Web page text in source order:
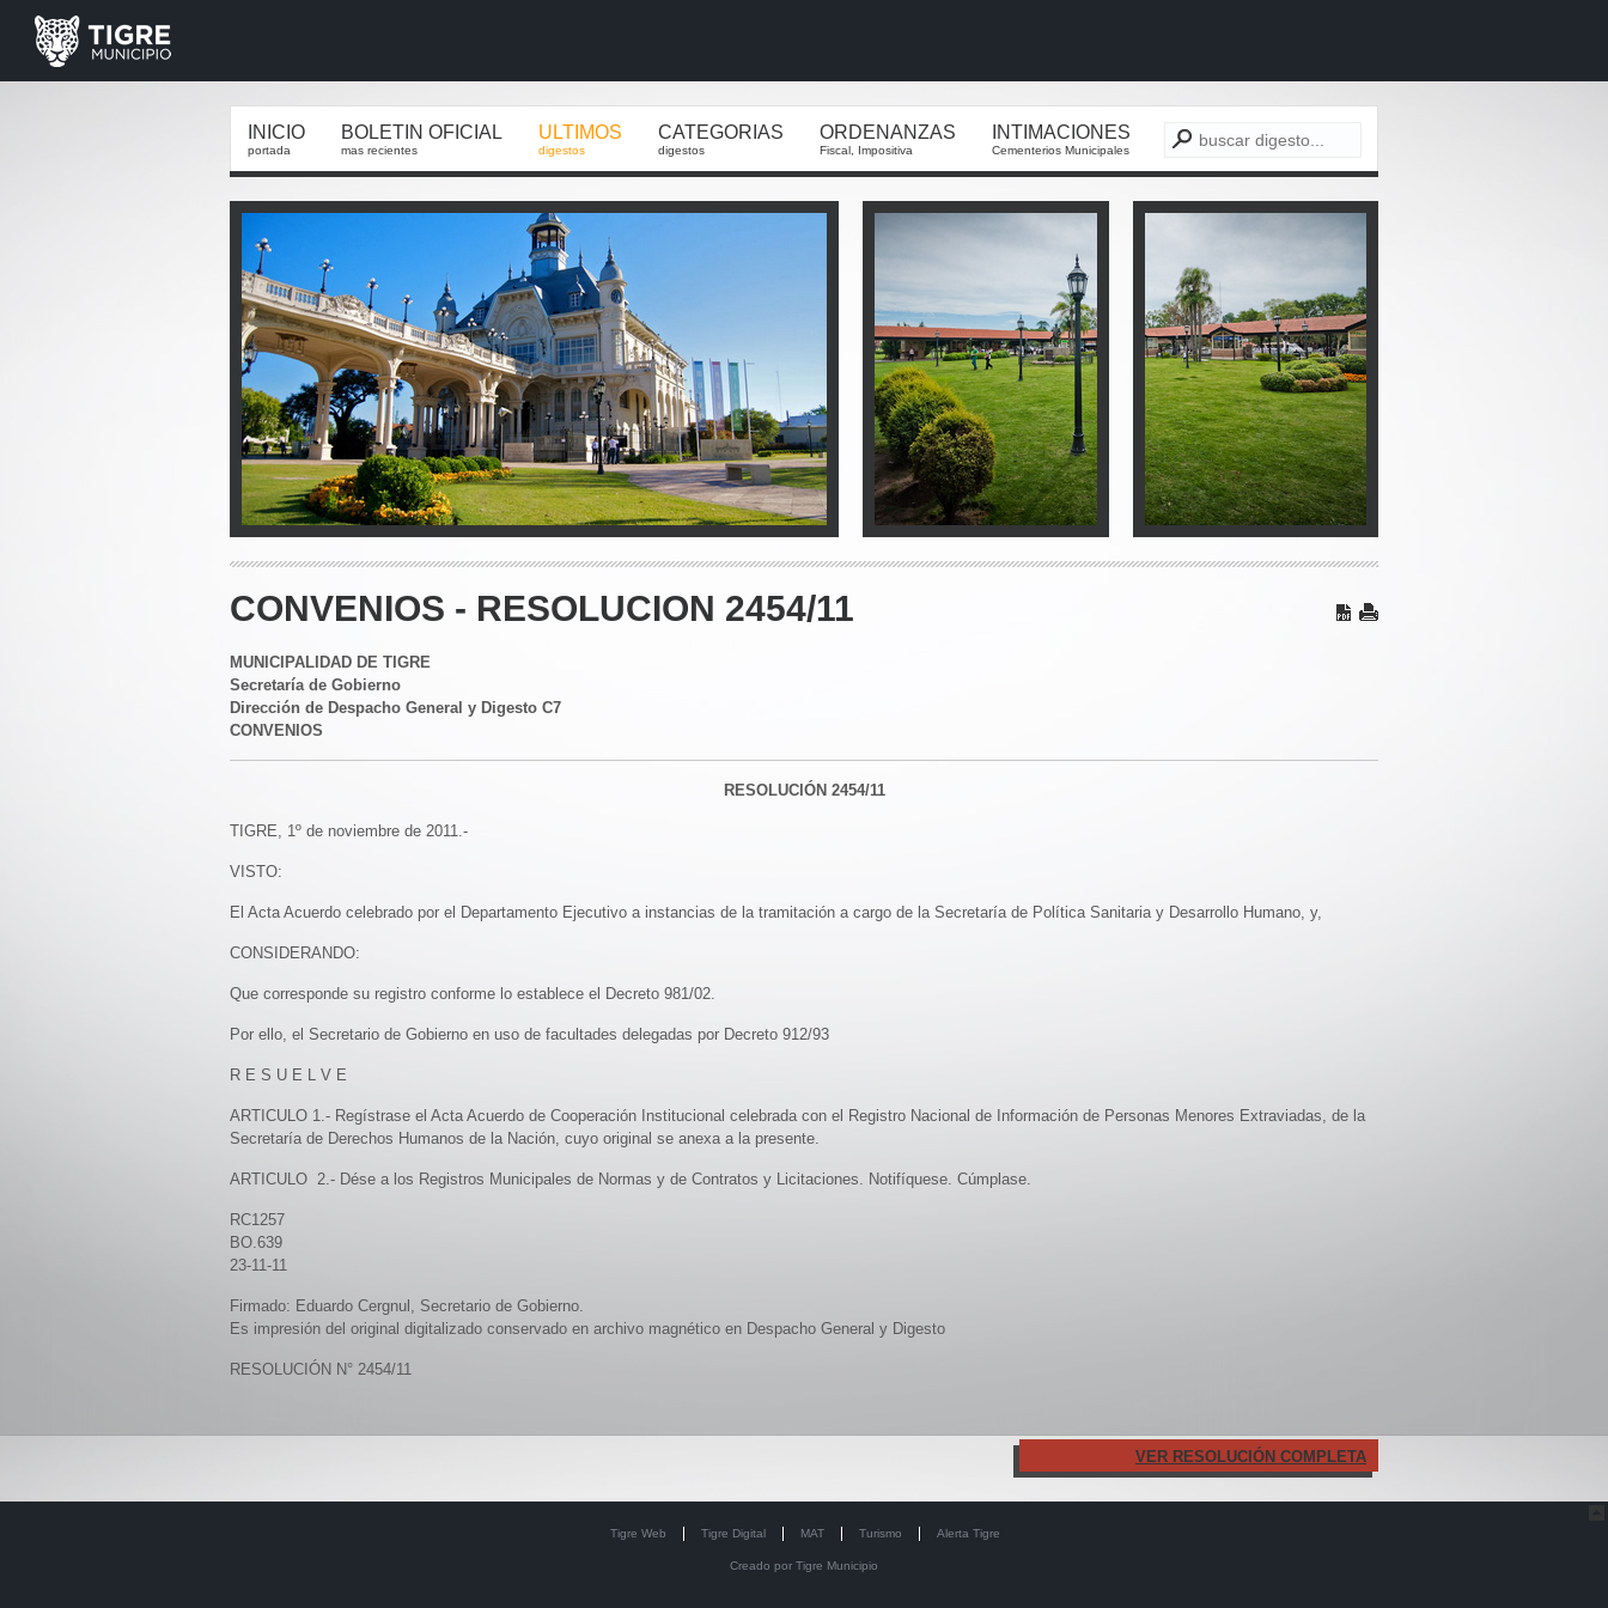
INICIO
portada
BOLETIN OFICIAL
mas recientes
ULTIMOS
digestos
CATEGORIAS
digestos
ORDENANZAS
Fiscal, Impositiva
INTIMACIONES
Cementerios Municipales
CONVENIOS - RESOLUCION 2454/11
MUNICIPALIDAD DE TIGRE
Secretaría de Gobierno
Dirección de Despacho General y Digesto C7
CONVENIOS
RESOLUCIÓN 2454/11
TIGRE, 1º de noviembre de 2011.-
VISTO:
El Acta Acuerdo celebrado por el Departamento Ejecutivo a instancias de la tramitación a cargo de la Secretaría de Política Sanitaria y Desarrollo Humano, y,
CONSIDERANDO:
Que corresponde su registro conforme lo establece el Decreto 981/02.
Por ello, el Secretario de Gobierno en uso de facultades delegadas por Decreto 912/93
R E S U E L V E
ARTICULO 1.- Regístrase el Acta Acuerdo de Cooperación Institucional celebrada con el Registro Nacional de Información de Personas Menores Extraviadas, de la
Secretaría de Derechos Humanos de la Nación, cuyo original se anexa a la presente.
ARTICULO 2.- Dése a los Registros Municipales de Normas y de Contratos y Licitaciones. Notifíquese. Cúmplase.
RC1257
BO.639
23-11-11
Firmado: Eduardo Cergnul, Secretario de Gobierno.
Es impresión del original digitalizado conservado en archivo magnético en Despacho General y Digesto
RESOLUCIÓN N° 2454/11
VER RESOLUCIÓN COMPLETA
Tigre Web Tigre Digital MAT Turismo Alerta Tigre
Creado por Tigre Municipio